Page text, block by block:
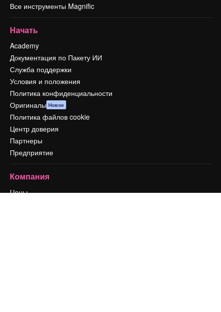
Все инструменты Magnific
Начать
Academy
Документация по Пакету ИИ
Служба поддержки
Условия и положения
Политика конфиденциальности
Оригиналы Новое
Политика файлов cookie
Центр доверия
Партнеры
Предприятие
Компания
Цены